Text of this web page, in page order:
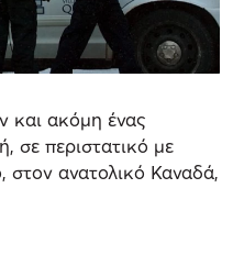
και ακόμη ένας
σε περιστατικό με
ανατολικό Καναδά,